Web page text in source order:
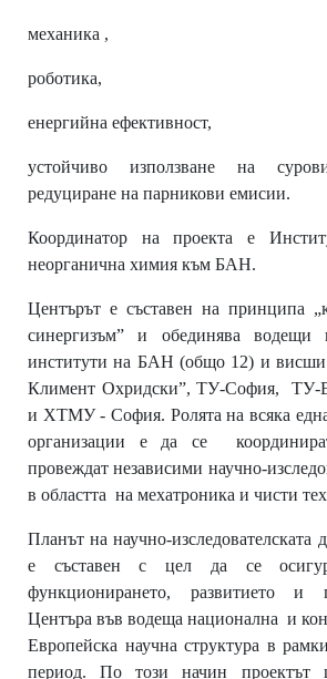
механика ,
роботика,
енергийна ефективност,
устойчиво използване на
редуциране на парникови емисии.
Координатор на проекта е
неорганична химия към БАН.
Центърът е съставен на принципа
синергизъм”
и обединява водещи
институти на БАН (общо 12) и
Климент Охридски”, ТУ‐София,
и ХТМУ ‐ София. Ролята на всяка
организации е да се
провеждат независими
в областта на мехатроника и чисти
Планът на научно-изследователската
е
съставен с цел да се
функционирането, развитието и
Центъра във водеща национална и
Европейска научна структура в
период. По този начин проектът